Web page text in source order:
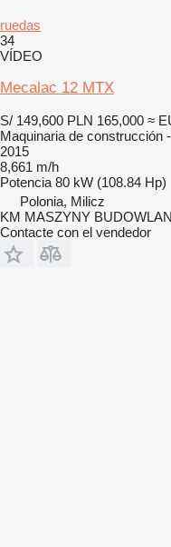
ruedas
34
VÍDEO
Mecalac 12 MTX
S/ 149,600 PLN 165,000 ≈
Maquinaria de construcción
2015
8,661 m/h
Potencia 80 kW (108.84 Hp)
Polonia, Milicz
KM MASZYNY
Contacte con el vendedor